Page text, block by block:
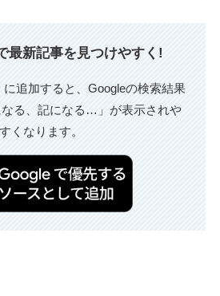
最新記事を見つけやすく!
に追加すると、Googleの検索結果
る、記になる…」が表示されや
すくなります。